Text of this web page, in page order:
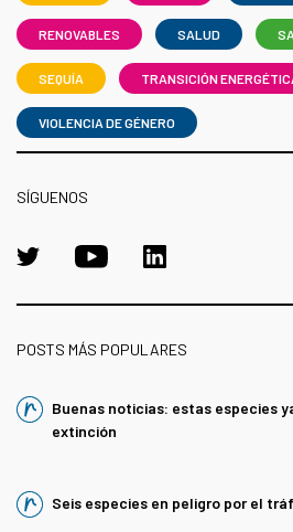
RENOVABLES SALUD
SEQUÍA TRANSICIÓN
VIOLENCIA DE GÉNERO
SÍGUENOS
POSTS MÁS POPULARES
Buenas noticias: estas especies
extinción
Seis especies en peligro por el